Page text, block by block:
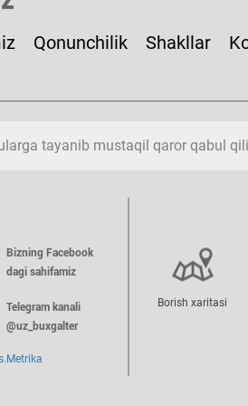
Qonunchilik Shakllar
tayanib mustaqil qaror qabul
Bizning Facebook
dagi sahifamiz
Telegram kanali
@uz_buxgalter
Borish хaritasi